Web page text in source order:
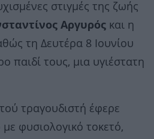
στιγμές της ζωής
Αργυρός και η
τη Δευτέρα 8 Ιουνίου
παιδί τους, μια υγιέστατη
τραγουδιστή έφερε
φυσιολογικό τοκετό,